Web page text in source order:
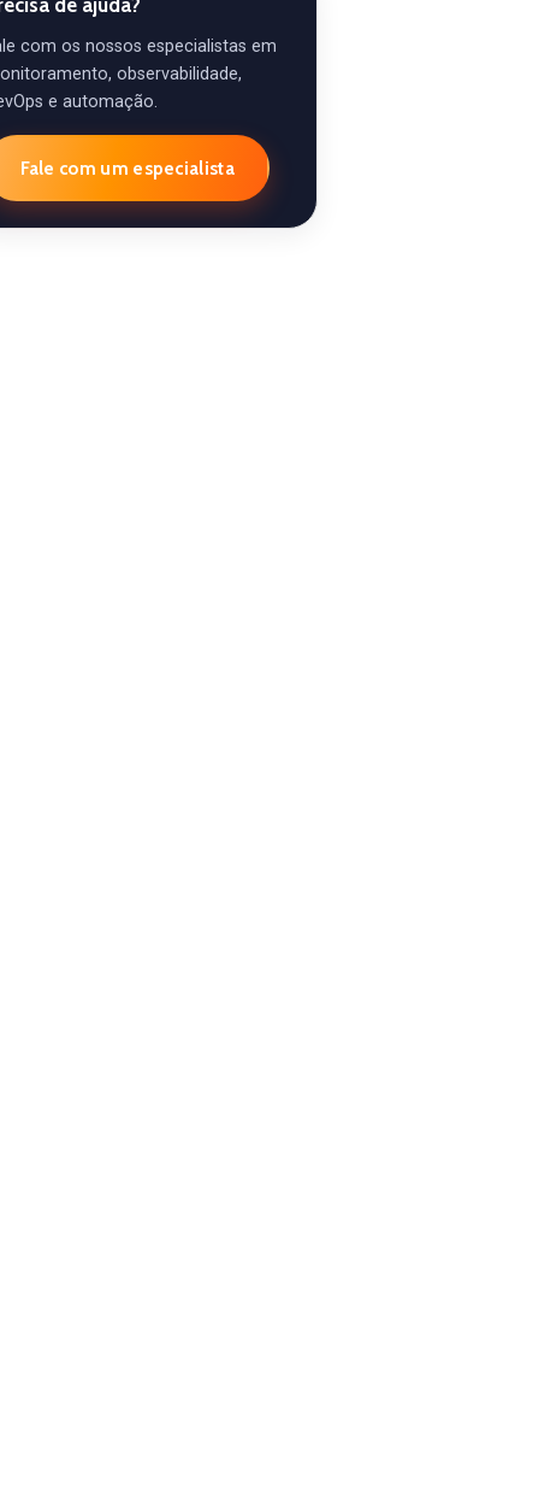
de ajuda?
com os nossos especialistas em
observabilidade,
e automação.
Fale com um especialista